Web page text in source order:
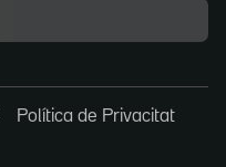
Política de Privacitat